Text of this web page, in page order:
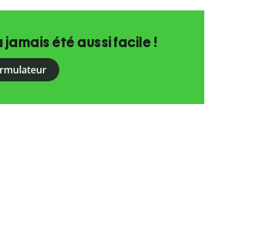
jamais été aussi facile !